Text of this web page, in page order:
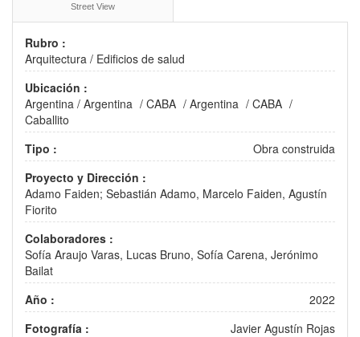
Street View
Rubro :
Arquitectura / Edificios de salud
Ubicación :
Argentina / Argentina / CABA / Argentina / CABA /
Caballito
Tipo :
Obra construida
Proyecto y Dirección :
Adamo Faiden; Sebastián Adamo, Marcelo Faiden, Agustín
Fiorito
Colaboradores :
Sofía Araujo Varas, Lucas Bruno, Sofía Carena, Jerónimo
Bailat
Año :
2022
Fotografía :
Javier Agustín Rojas